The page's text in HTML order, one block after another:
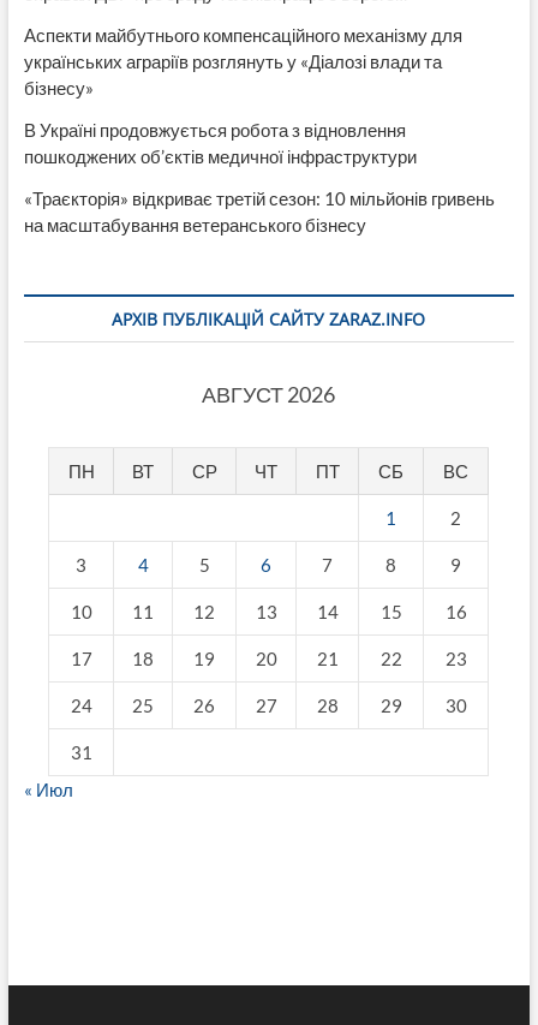
Аспекти майбутнього компенсаційного механізму для
українських аграріїв розглянуть у «Діалозі влади та
бізнесу»
В Україні продовжується робота з відновлення
пошкоджених об’єктів медичної інфраструктури
«Траєкторія» відкриває третій сезон: 10 мільйонів гривень
на масштабування ветеранського бізнесу
АРХІВ ПУБЛІКАЦІЙ САЙТУ ZARAZ.INFO
АВГУСТ 2026
ПН ВТ СР ЧТ ПТ СБ ВС
1 2
3 4 5 6 7 8 9
10 11 12 13 14 15 16
17 18 19 20 21 22 23
24 25 26 27 28 29 30
31
« Июл